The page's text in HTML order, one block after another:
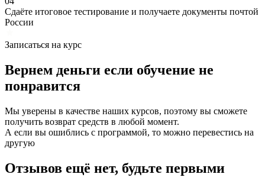
Сдаёте итоговое тестирование и получаете документы почтой
России
Записаться на курс
Вернем деньги если обучение не
понравится
Мы уверены в качестве наших курсов, поэтому вы сможете
получить возврат средств в любой момент.
А если вы ошиблись с программой, то можно перевестись на
другую
Отзывов ещё нет, будьте первыми